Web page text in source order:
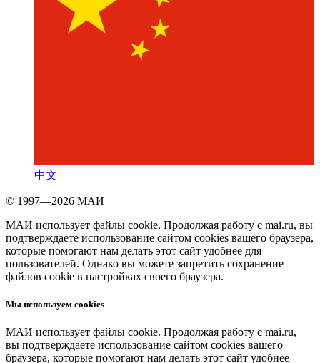
中文
© 1997—2026 МАИ
МАИ использует файлы cookie. Продолжая работу с mai.ru, вы
подтверждаете использование сайтом cookies вашего браузера,
которые помогают нам делать этот сайт удобнее для
пользователей. Однако вы можете запретить сохранение
файлов cookie в настройках своего браузера.
Мы используем cookies
МАИ использует файлы cookie. Продолжая работу с mai.ru,
вы подтверждаете использование сайтом cookies вашего
браузера, которые помогают нам делать этот сайт удобнее